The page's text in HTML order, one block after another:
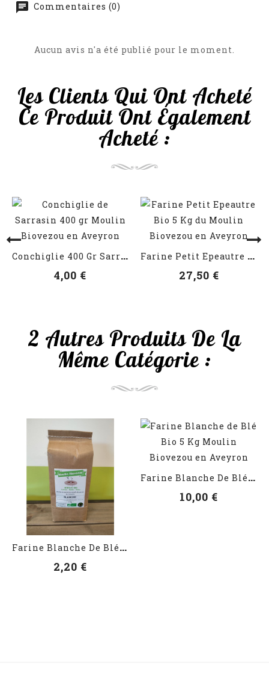
Commentaires (0)
Aucun avis n'a été publié pour le moment.
Les Clients Qui Ont Acheté
Ce Produit Ont Également
Acheté :
VOIR LES DÉTAILS C
Onchiglie 400 Gr Sarrasin
4,00 €
VOIR LES DÉTAILS F
Arine Petit Epeautre Bio 5 Kg
27,50 €
2 Autres Produits De La
Même Catégorie :
VOIR LES DÉTAILS
F
Arine Blanche De Blé Bio 1 Kg
2,20 €
VOIR LES DÉTAILS F
Arine Blanche De Blé Bio 5 Kg
10,00 €